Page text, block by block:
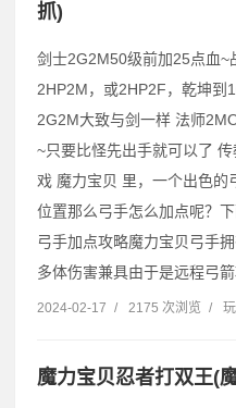
抓)
剑士2G2M50级前加25点血~
2HP2M，或2HP2F，乾坤到
2G2M大致与剑一样 法师
~只要比怪先出手就可以了
戏 魔力宝贝 里，一个出色的
位置那么弓手怎么加点呢？
弓手加点攻略魔力宝贝弓手
多体伤害兼具由于是远程弓
2024-02-17 / 2175 次浏览 /
魔力宝贝忍者打双王(